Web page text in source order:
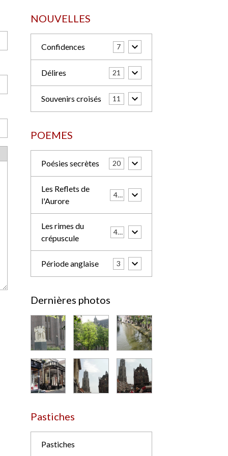
NOUVELLES
Confidences 7
Délires 21
Souvenirs croisés 11
POEMES
Poésies secrètes 20
Les Reflets de
l'Aurore
42
Les rimes du
crépuscule
42
Période anglaise 3
Dernières photos
Pastiches
Pastiches